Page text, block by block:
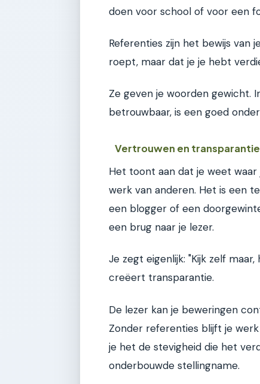
doen voor school of voor een
Referenties zijn het bewijs van
roept, maar dat je je hebt
Ze geven je woorden gewicht.
betrouwbaar, is een goed
Vertrouwen en
Het toont aan dat je weet
werk van anderen. Het is een
een blogger of een
een brug naar je lezer.
Je zegt eigenlijk: "Kijk zelf
creëert transparantie.
De lezer kan je beweringen
Zonder referenties blijft je
je het de stevigheid die het
onderbouwde stellingname.